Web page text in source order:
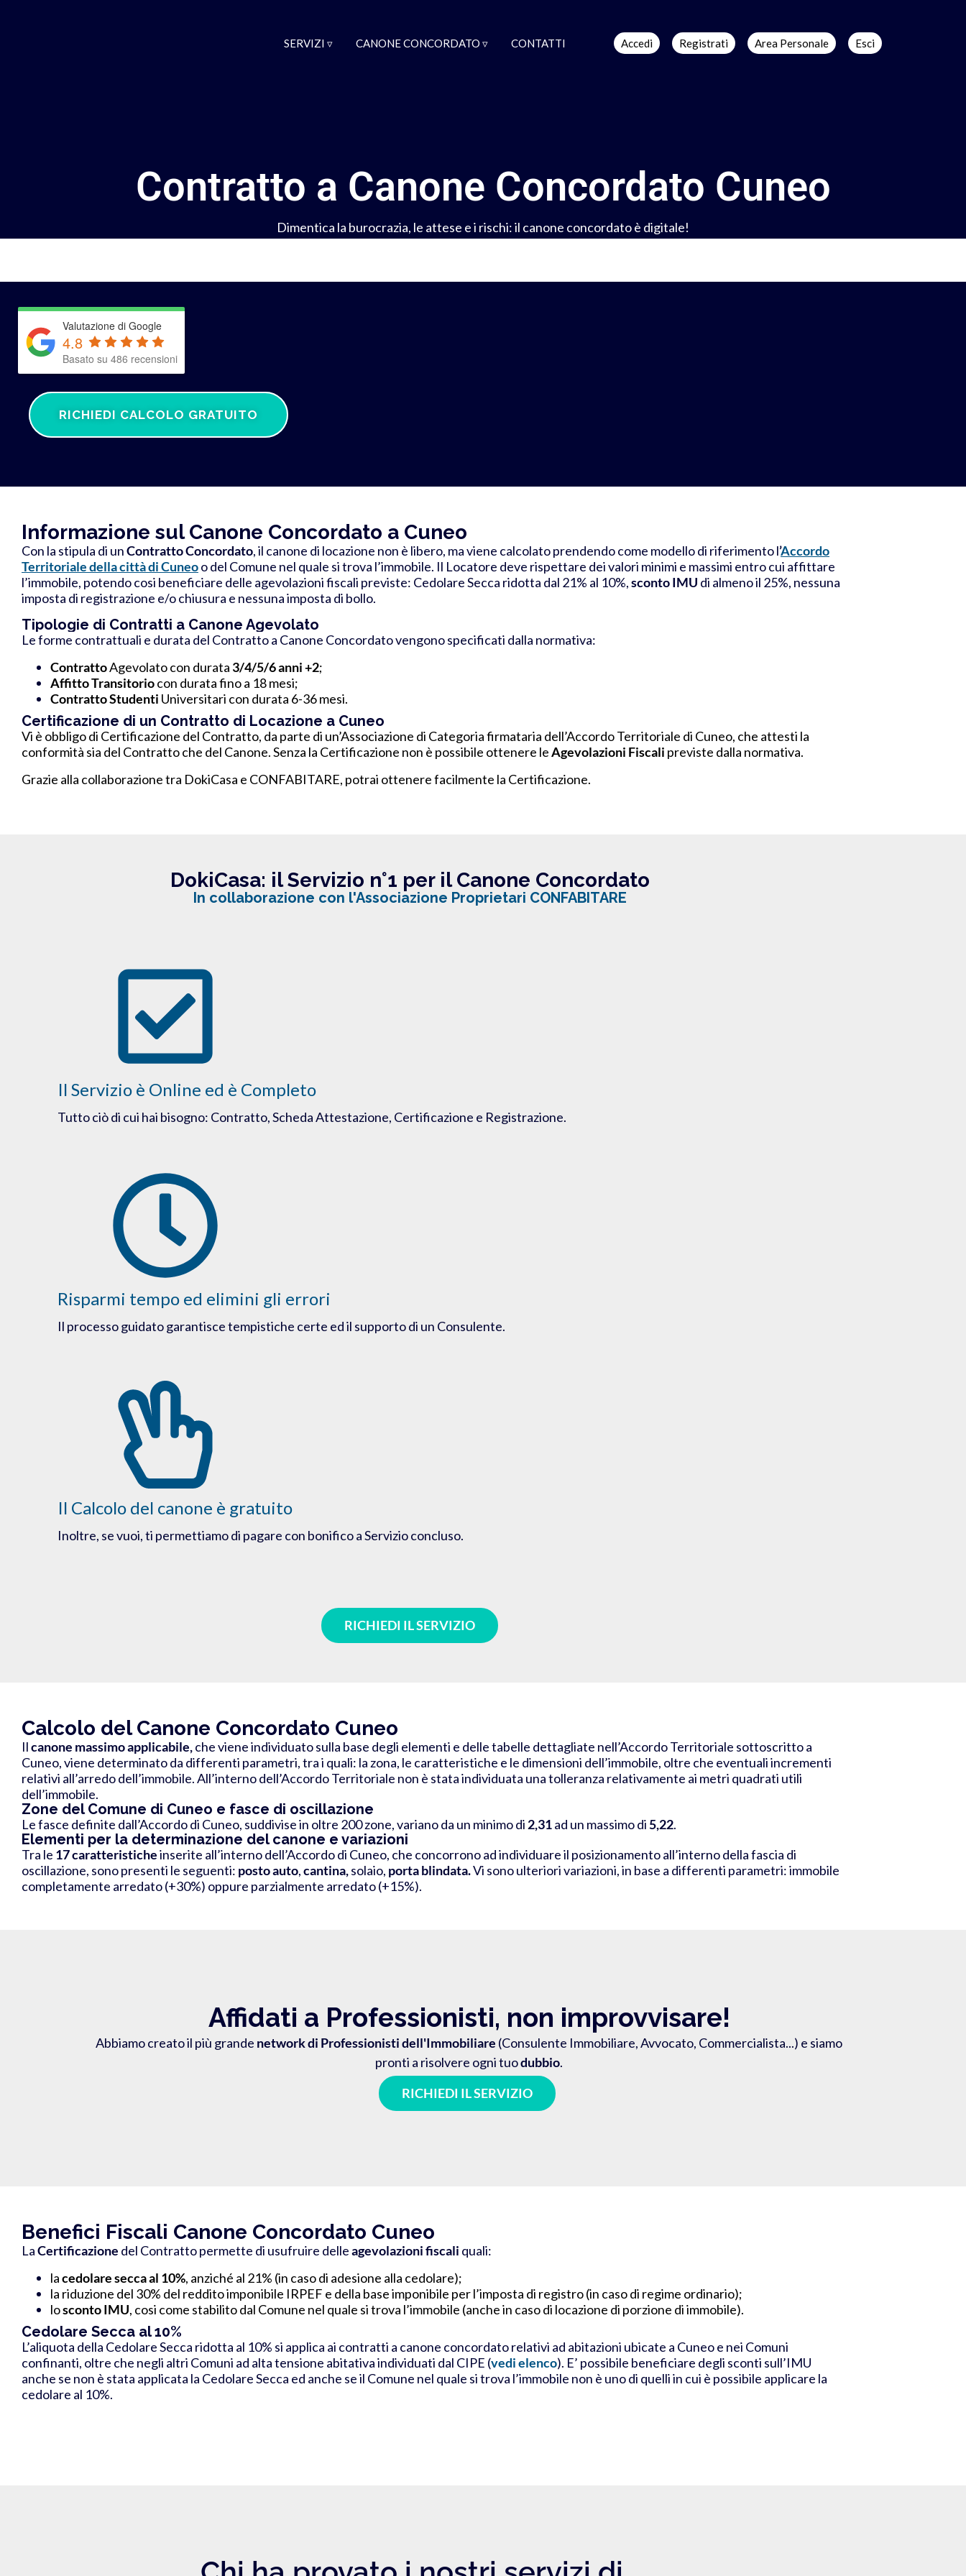
SERVIZI ▿ CANONE CONCORDATO ▿ CONTATTI Accedi Registrati Area Personale Esci
Contratto a Canone Concordato Cuneo
Dimentica la burocrazia, le attese e i rischi: il canone concordato è digitale!
Valutazione di Google
4.8
Basato su 486 recensioni
RICHIEDI CALCOLO GRATUITO
Informazione sul Canone Concordato a Cuneo
Con la stipula di unContratto Concordato, il canone di locazione non è libero, ma viene calcolato prendendo come modello di riferimento l’Accordo
Territoriale della città di Cuneoo del Comune nel quale si trova l’immobile. Il Locatore deve rispettare dei valori minimi e massimi entro cui affittare
l’immobile, potendo cosi beneficiare delle agevolazioni fiscali previste: Cedolare Secca ridotta dal 21% al 10%,sconto IMU di almeno il 25%, nessuna
imposta di registrazione e/o chiusura e nessuna imposta di bollo.
Tipologie di Contratti a Canone Agevolato
Le forme contrattuali e durata del Contratto a Canone Concordato vengono specificati dalla normativa:
ContrattoAgevolato con durata 3/4/5/6 anni +2;
Affitto Transitoriocon durata fino a 18 mesi;
Contratto Studenti Universitari con durata 6-36 mesi.
Certificazione di un Contratto di Locazione a Cuneo
Vi è obbligo di Certificazione del Contratto, da parte di un’Associazione di Categoria firmataria dell’Accordo Territoriale di Cuneo, che attesti la
conformità sia del Contratto che del Canone. Senza la Certificazione non è possibile ottenere leAgevolazioni Fiscali previste dalla normativa.
Grazie alla collaborazione tra DokiCasa e CONFABITARE, potrai ottenere facilmente la Certificazione.
DokiCasa: il Servizio n°1 per il Canone Concordato
In collaborazione con l'Associazione Proprietari CONFABITARE
Il Servizio è Online ed è Completo
Tutto ciò di cui hai bisogno: Contratto, Scheda Attestazione, Certificazione e Registrazione.
Risparmi tempo ed elimini gli errori
Il processo guidato garantisce tempistiche certe ed il supporto di un Consulente.
Il Calcolo del canone è gratuito
Inoltre, se vuoi, ti permettiamo di pagare con bonifico a Servizio concluso.
RICHIEDI IL SERVIZIO
Calcolo del Canone Concordato Cuneo
Ilcanone massimoapplicabile,che viene individuato sulla base degli elementi e delle tabelle dettagliate nell’Accordo Territoriale sottoscritto a
Cuneo, viene determinato da differenti parametri, tra i quali: la zona, le caratteristiche e le dimensioni dell’immobile, oltre che eventuali incrementi
relativi all’arredo dell’immobile.All’interno dell’Accordo Territoriale non è stata individuata una tolleranza relativamente ai metri quadrati utili
dell’immobile.
Zone del Comune di Cuneo e fasce di oscillazione
Le fasce definite dall’Accordo di Cuneo, suddivise in oltre 200 zone, variano da un minimo di 2,31ad un massimo di5,22.
Elementi per la determinazione del canone e variazioni
Tra le 17 caratteristicheinserite all’interno dell’Accordo di Cuneo, che concorrono ad individuare il posizionamento all’interno della fascia di
oscillazione, sono presenti le seguenti: posto auto,cantina,solaio, portablindata.Vi sono ulteriori variazioni, in base a differenti parametri:immobile
completamente arredato(+30%) oppure parzialmente arredato (+15%).
Affidati a Professionisti, non improvvisare!
Abbiamo creato il più grande network di Professionisti dell'Immobiliare (Consulente Immobiliare, Avvocato, Commercialista...) e siamo
pronti a risolvere ogni tuodubbio.
RICHIEDI IL SERVIZIO
Benefici Fiscali Canone Concordato Cuneo
LaCertificazione del Contrattopermette di usufruire delleagevolazioni fiscali quali:
lacedolare secca al 10%, anziché al 21% (in caso di adesione alla cedolare);
la riduzione del 30% del reddito imponibile IRPEF e della base imponibile per l’imposta di registro(in caso di regime ordinario);
losconto IMU, cosi come stabilito dal Comune nel quale si trova l’immobile (anche in caso di locazione di porzione di immobile).
Cedolare Secca al 10%
L’aliquota della Cedolare Secca ridotta al 10% si applica ai contratti a canone concordato relativi ad abitazioni ubicate a Cuneo e nei Comuni
confinanti, oltre che negli altri Comuni ad alta tensione abitativa individuati dal CIPE (vedi elenco). E’ possibile beneficiare degli sconti sull’IMU
anche se non è stata applicata la Cedolare Secca ed anche se il Comune nel quale si trova l’immobile non è uno di quelli in cui è possibile applicare la
cedolare al 10%.